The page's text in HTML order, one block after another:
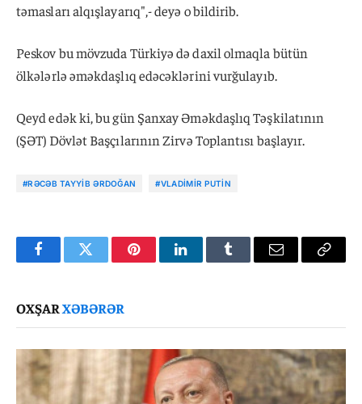
təmasları alqışlayarıq",- deyə o bildirib.
Peskov bu mövzuda Türkiyə də daxil olmaqla bütün
ölkələrlə əməkdaşlıq edəcəklərini vurğulayıb.
Qeyd edək ki, bu gün Şanxay Əməkdaşlıq Təşkilatının
(ŞƏT) Dövlət Başçılarının Zirvə Toplantısı başlayır.
#RƏCƏB TAYYIB ƏRDOĞAN #VLADIMIR PUTIN
FacebookTwitter PinterestLinkedInTumblr Email
Copy
OXŞARXƏBƏRƏR